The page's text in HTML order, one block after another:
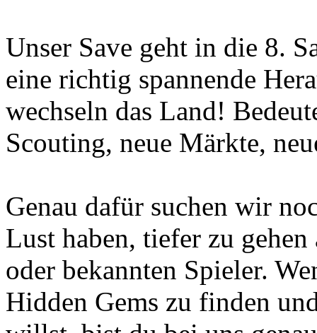
Unser Save geht in die 8.
eine richtig spannende
wechseln das Land!
Scouting, neue Märkte,
Genau dafür suchen wir
Lust haben, tiefer zu
oder bekannten Spieler.
Hidden Gems zu finden